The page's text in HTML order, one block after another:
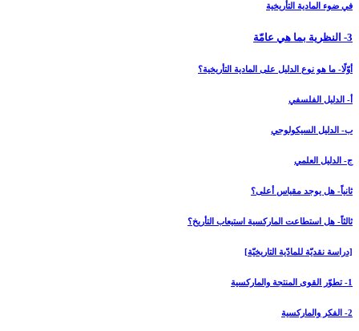
في ضوء المادية التأريخية
3- النظرية بما هي عامّة
أوّلًا- ما هو نوع الدليل على المادية التأريخية؟
أ- الدليل الفلسفي
ب- الدليل السيكولوجي
ج- الدليل العلمي
ثانياً- هل يوجد مقياس أعلى؟
ثالثاً- هل استطاعت الماركسية استيعاب التأريخ؟
[دراسة نقديّة للمادّية التاريخيّة]
1- تطوّر القوى المنتجة والماركسية
2- الفكر والماركسية